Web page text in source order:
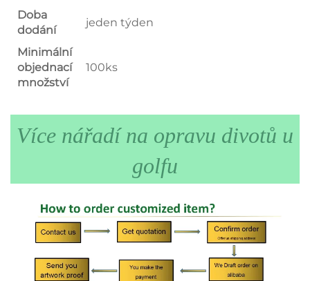
Doba
dodání
jeden týden
Minimální
objednací
množství
100ks
Více nářadí na opravu divotů u
golfu